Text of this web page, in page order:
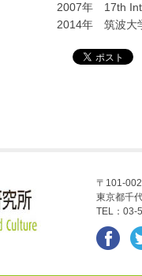
2007年 17th
2014年 筑波大
〒101-
東京都千
TEL：